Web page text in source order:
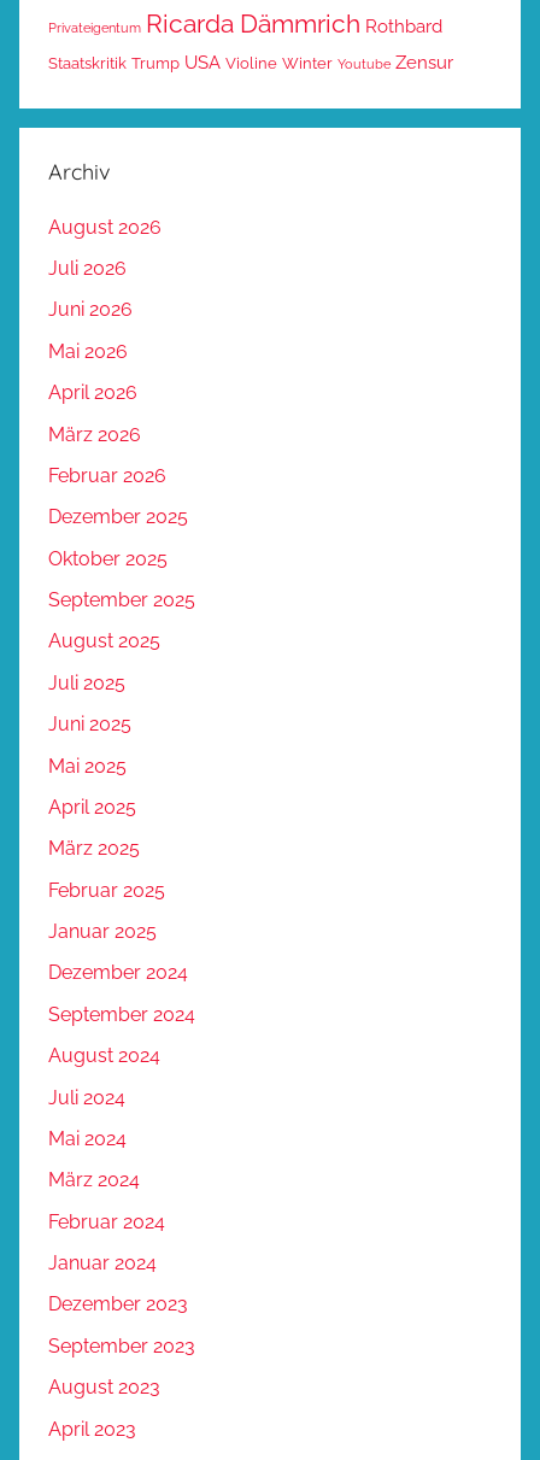
Privateigentum Ricarda Dämmrich Rothbard
Staatskritik Trump USA Violine Winter Youtube Zensur
Archiv
August 2026
Juli 2026
Juni 2026
Mai 2026
April 2026
März 2026
Februar 2026
Dezember 2025
Oktober 2025
September 2025
August 2025
Juli 2025
Juni 2025
Mai 2025
April 2025
März 2025
Februar 2025
Januar 2025
Dezember 2024
September 2024
August 2024
Juli 2024
Mai 2024
März 2024
Februar 2024
Januar 2024
Dezember 2023
September 2023
August 2023
April 2023